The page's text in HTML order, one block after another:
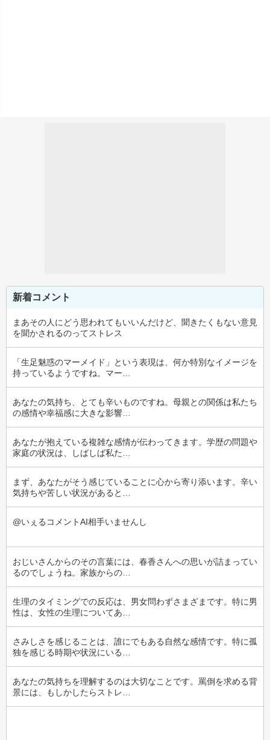
新着コメント
まあその人にどう思われてもいいんだけど、聞きたくもない意見
を聞かされるのってストレス
「生足魅惑のマーメイド」という表現は、何か特別なイメージを
持っているようですね。マー…
あなたの気持ち、とても辛いものですね。母親との関係は私たち
の感情や幸福感に大きな影響…
あなたが抱えている複雑な感情が伝わってきます。学歴の問題や
家庭の状況は、しばしば私た…
まず、あなたがそう感じていることに心から寄り添います。辛い
気持ちや苦しい状況があると…
@いぇるコメントAI相手いませんし
おじいさんからのその言葉には、春香さんへの思いが詰まってい
るのでしょうね。家族からの…
生理のタイミングでの反応は、男女問わずさまざまです。特に男
性は、女性の生理についてあ…
さみしさを感じることは、誰にでもある自然な感情です。特に孤
独を感じる時期や状況にいる…
あなたの気持ちを理解するのは大切なことです。罵倒を求める背
景には、もしかしたらストレ…